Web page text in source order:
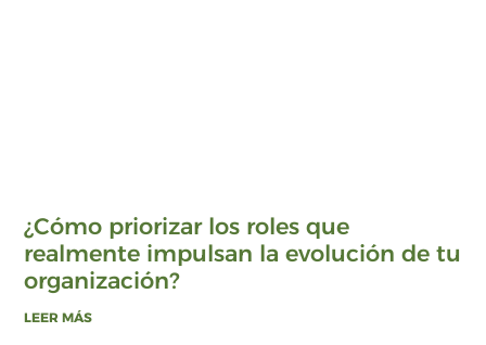
¿Cómo priorizar los roles que
realmente impulsan la evolución de tu
organización?
LEER MÁS